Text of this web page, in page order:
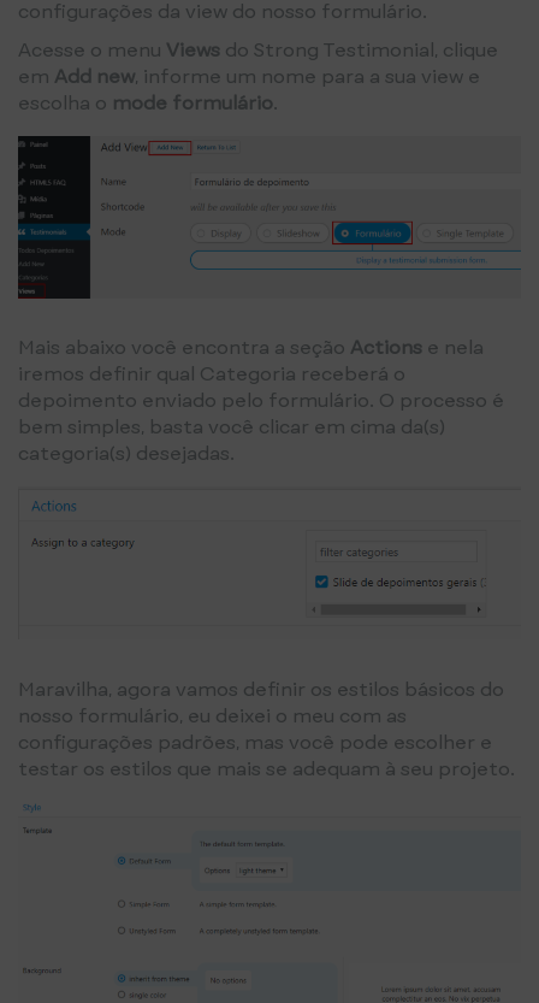
configurações da view do nosso formulário.
Acesse o menu Views do Strong Testimonial, clique
em Add new, informe um nome para a sua view e
escolha o mode formulário.
Mais abaixo você encontra a seção Actions e nela
iremos definir qual Categoria receberá o
depoimento enviado pelo formulário. O processo é
bem simples, basta você clicar em cima da(s)
categoria(s) desejadas.
Maravilha, agora vamos definir os estilos básicos do
nosso formulário, eu deixei o meu com as
configurações padrões, mas você pode escolher e
testar os estilos que mais se adequam à seu projeto.